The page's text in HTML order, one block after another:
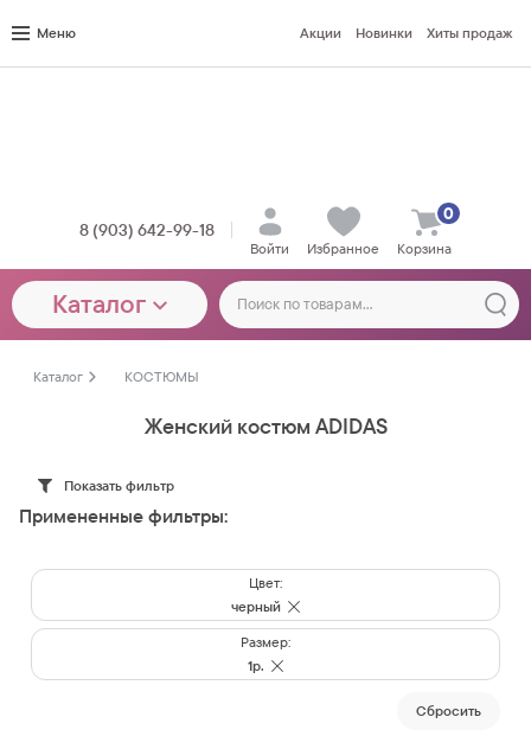
Меню Акции Новинки Хиты продаж
8 (903) 642-99-18
Войти Избранное Корзина
0
Каталог
Каталог КОСТЮМЫ
Женский костюм ADIDAS
Показать фильтр
Примененные фильтры:
Цвет:
черный
Размер:
1р.
Cбросить